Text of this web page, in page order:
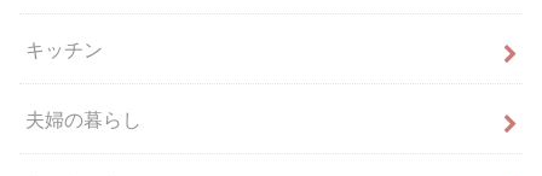
キッチン
夫婦の暮らし